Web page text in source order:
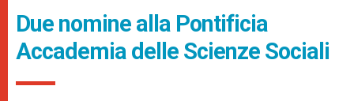
Due nomine alla Pontificia
Accademia delle Scienze Sociali